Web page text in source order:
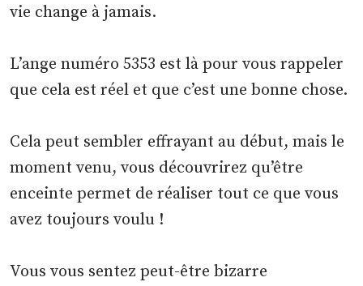
vie change à jamais.
L’ange numéro 5353 est là pour vous rappeler
que cela est réel et que c’est une bonne chose.
Cela peut sembler effrayant au début, mais le
moment venu, vous découvrirez qu’être
enceinte permet de réaliser tout ce que vous
avez toujours voulu !
Vous vous sentez peut-être bizarre